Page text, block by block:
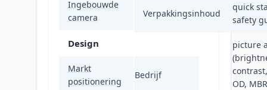
Ingebouwde
camera
Nee
Design
Markt
positionering
Bedrijf
Verpakkingsinhoud
quick
safety
picture
OD,